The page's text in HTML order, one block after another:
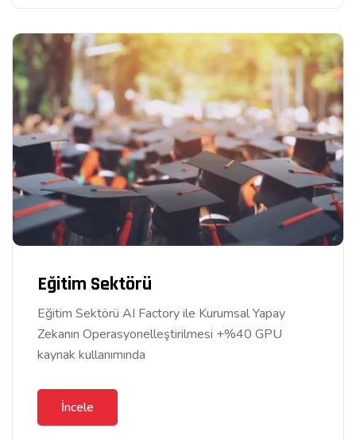
Eğitim Sektörü
Eğitim Sektörü AI Factory ile Kurumsal Yapay
Zekanın Operasyonelleştirilmesi +%40 GPU
kaynak kullanımında
İncele